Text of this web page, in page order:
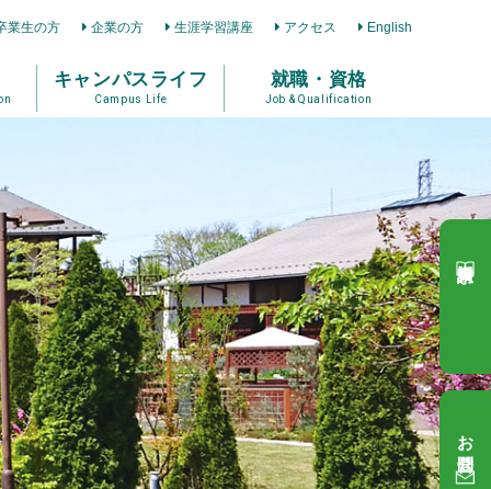
業生の方 企業の方 生涯学習講座 アクセス English
キャンパスライフ
Campus Life
就職・資格
Job & Qualification
お問合せ